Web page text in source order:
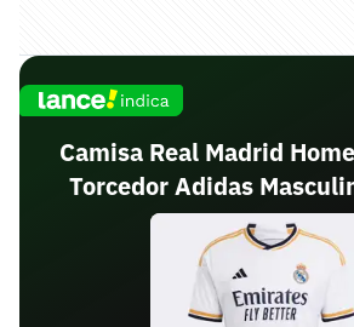
Camisa Real Madrid
Torcedor Adidas